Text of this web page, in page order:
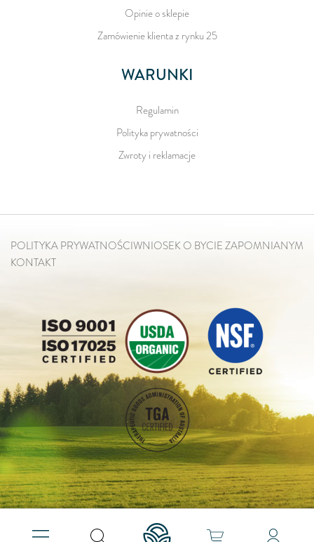
Opinie o sklepie
Zamówienie klienta z rynku 25
WARUNKI
Regulamin
Polityka prywatności
Zwroty i reklamacje
POLITYKA PRYWATNOŚCIWNIOSEK O BYCIE ZAPOMNIANYM
KONTAKT